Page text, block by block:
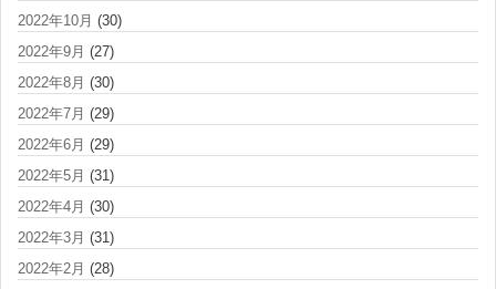
2022年10月 (30)
2022年9月 (27)
2022年8月 (30)
2022年7月 (29)
2022年6月 (29)
2022年5月 (31)
2022年4月 (30)
2022年3月 (31)
2022年2月 (28)